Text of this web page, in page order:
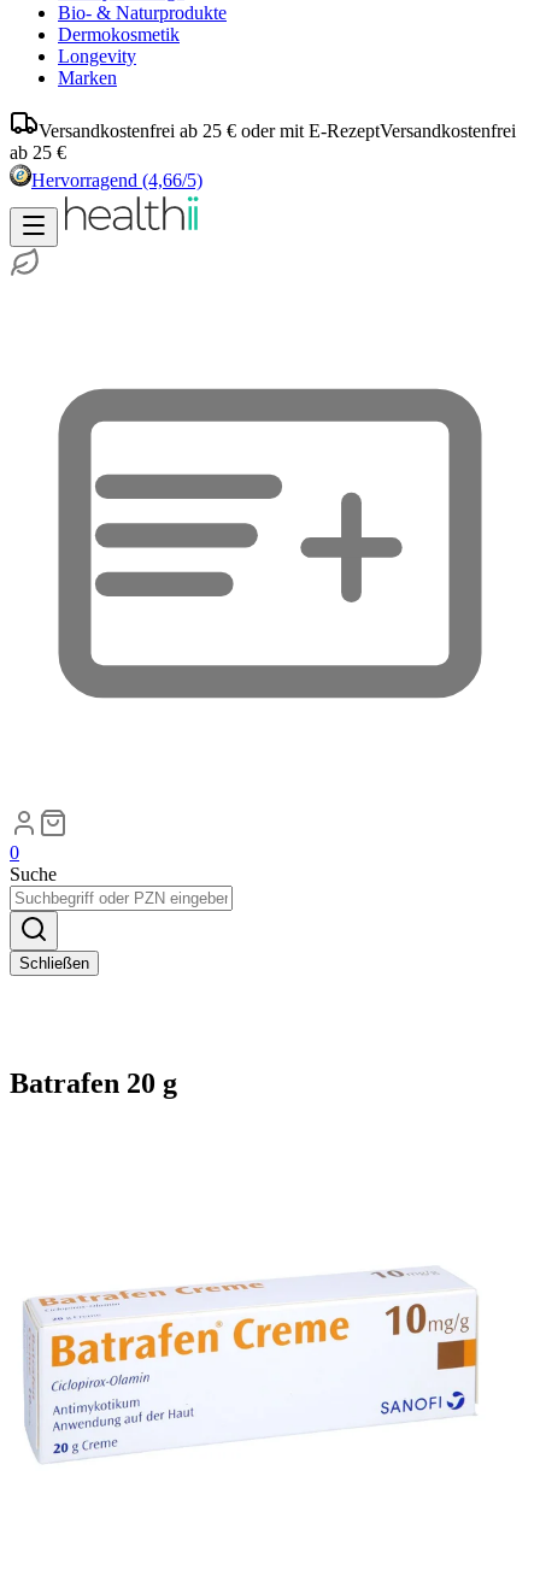
Bio- & Naturprodukte
Dermokosmetik
Longevity
Marken
Versandkostenfrei ab 25 € oder mit E-RezeptVersandkostenfrei
ab 25 €
Hervorragend (4,66/5)
0
Suche
Schließen
Batrafen 20 g